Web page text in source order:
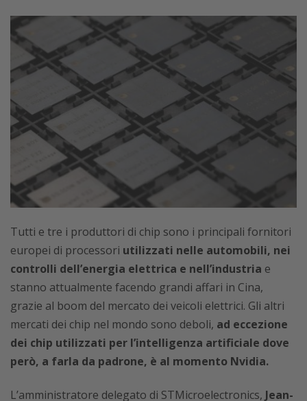
Tutti e tre i produttori di chip sono i principali fornitori
europei di processori utilizzati nelle automobili, nei
controlli dell’energia elettrica e nell’industria e
stanno attualmente facendo grandi affari in Cina,
grazie al boom del mercato dei veicoli elettrici. Gli altri
mercati dei chip nel mondo sono deboli, ad eccezione
dei chip utilizzati per l’intelligenza artificiale dove
però, a farla da padrone, è al momento Nvidia.
L’amministratore delegato di STMicroelectronics, Jean-